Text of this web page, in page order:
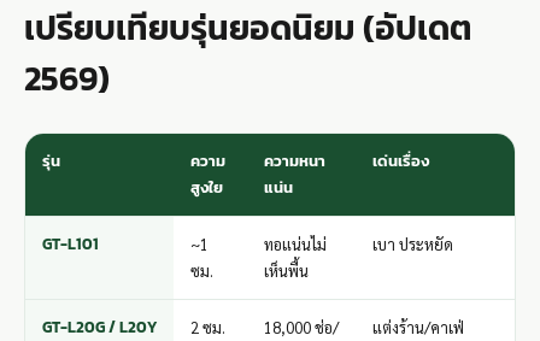
เปรียบเทียบรุ่นยอดนิยม (อัปเดต
2569)
รุ่น
ความ
สูงใย
ความหนา
แน่น
เด่นเรื่อง
GT-L101
~1
ซม.
ทอแน่นไม่
เห็นพื้น
เบา ประหยัด
GT-L20G / L20Y 2 ซม.
18,000 ช่อ/
แต่งร้าน/คาเฟ่